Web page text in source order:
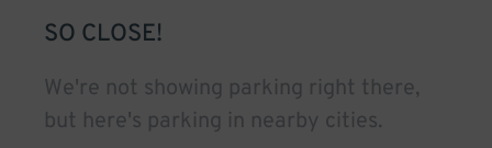
SO CLOSE!
We're not showing parking right there,
but here's parking in nearby cities.